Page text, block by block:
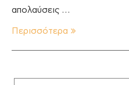
απολαύσεις …
Περισσότερα